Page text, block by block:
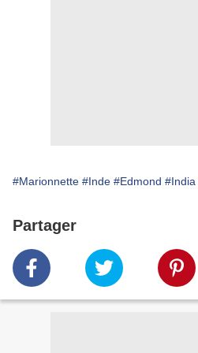
#Marionnette #Inde #Edmond #India
Partager